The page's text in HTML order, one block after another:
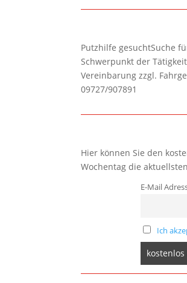
Putzhilfe gesuchtSuche
Schwerpunkt der
Vereinbarung zzgl.
09727/907891
Hier können Sie den
Wochentag die
E-Mail
Ich